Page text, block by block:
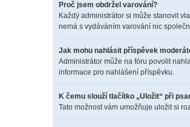
Proč jsem obdržel varování?
Každý administrátor si může stanovit
nemá s vydáváním varování nic
Jak mohu nahlásit příspěvek
Administrátor může na fóru povolit
informace pro nahlášení příspěvku.
K čemu slouží tlačítko „Uložit“ při
Tato možnost vám umožňuje uložit si